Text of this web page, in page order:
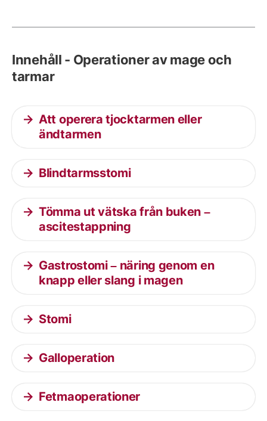
Innehåll - Operationer av mage och
tarmar
Att operera tjocktarmen eller
ändtarmen
Blindtarmsstomi
Tömma ut vätska från buken –
ascitestappning
Gastrostomi – näring genom en
knapp eller slang i magen
Stomi
Galloperation
Fetmaoperationer